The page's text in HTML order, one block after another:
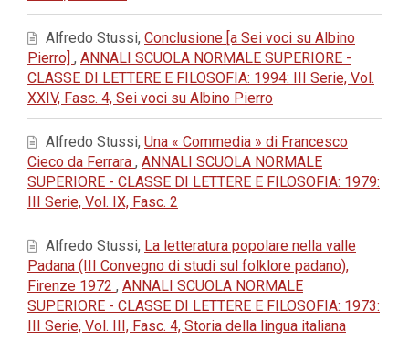
Alfredo Stussi, Conclusione [a Sei voci su Albino
Pierro] , ANNALI SCUOLA NORMALE SUPERIORE -
CLASSE DI LETTERE E FILOSOFIA: 1994: III Serie, Vol.
XXIV, Fasc. 4, Sei voci su Albino Pierro
Alfredo Stussi, Una « Commedia » di Francesco
Cieco da Ferrara , ANNALI SCUOLA NORMALE
SUPERIORE - CLASSE DI LETTERE E FILOSOFIA: 1979:
III Serie, Vol. IX, Fasc. 2
Alfredo Stussi, La letteratura popolare nella valle
Padana (III Convegno di studi sul folklore padano),
Firenze 1972 , ANNALI SCUOLA NORMALE
SUPERIORE - CLASSE DI LETTERE E FILOSOFIA: 1973:
III Serie, Vol. III, Fasc. 4, Storia della lingua italiana